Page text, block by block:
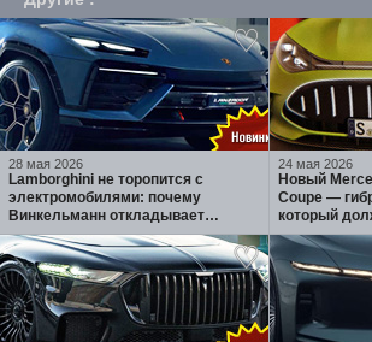
28 мая 2026
Lamborghini не торопится с
электромобилями: почему
Винкельманн откладывает
Lanzador и ставит на гибриды
24 мая 2026
Новый
Coupe —
который